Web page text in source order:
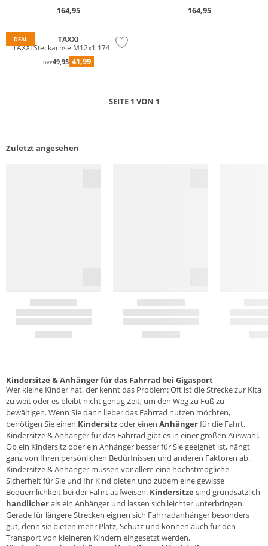
164,95 164,95
DEAL
TAXXI
TAXXI Steckachse M12x1 174 mm
UVP49,95 41,99
SEITE 1 VON 1
Zuletzt angesehen
Kindersitze & Anhänger für das Fahrrad bei Gigasport
Wer kleine Kinder hat, der kennt das Problem: Oft ist die Strecke zur Kita
zu weit oder es bleibt nicht genug Zeit, um den Weg zu Fuß zu
bewältigen. Wenn Sie dann lieber das Fahrrad nutzen möchten,
benötigen Sie einen Kindersitzoder einen Anhängerfür die Fahrt.
Kindersitze & Anhänger für das Fahrrad gibt es in einer großen Auswahl.
Ob ein Kindersitz oder ein Anhänger besser für Sie geeignet ist, hängt
ganz von Ihren persönlichen Bedürfnissen und anderen Faktoren ab.
Kindersitze & Anhänger müssen vor allem eine höchstmögliche
Sicherheit für Sie und Ihr Kind bieten und zudem eine gewisse
Bequemlichkeit bei der Fahrt aufweisen. Kindersitze sind grundsätzlich
handlicherals ein Anhänger und lassen sich leichter unterbringen.
Gerade für längere Strecken eignen sich Fahrradanhänger besonders
gut, denn sie bieten mehr Platz, Schutz und können auch für den
Transport von kleineren Kindern eingesetzt werden.